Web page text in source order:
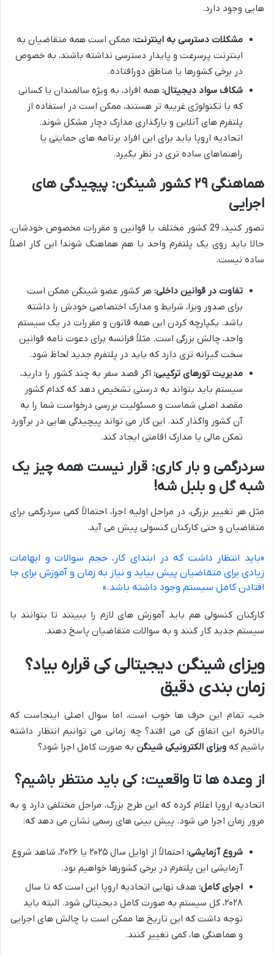
هایی وجود دارد.
مشکلات دسترسی به اینترنت: ممکن است همه متقاضیان به
اینترنت پرسرعت و پایدار دسترسی نداشته باشند، به خصوص
در برخی کشورها یا مناطق دورافتاده.
شکاف سواد دیجیتال: همه افراد، به ویژه سالمندان یا کسانی
که با تکنولوژی غریبه تر هستند، ممکن است در استفاده از
پلتفرم های آنلاین و بارگذاری مدارک دچار مشکل شوند.
اتحادیه اروپا باید برای این افراد برنامه های حمایتی یا
راهنماهای ساده تری در نظر بگیرد.
هماهنگی ۲۹ کشور شینگن: پیچیدگی های
اجرایی
تصور کنید، 29 کشور مختلف با قوانین و مقررات مخصوص خودشان،
حالا باید روی یک پلتفرم واحد با هم هماهنگ شوند! این کار اصلاً
ساده نیست.
تفاوت در قوانین داخلی: هر کشور عضو شینگن ممکن است
برای صدور ویزا، شرایط و مدارک اختصاصی خودش را داشته
باشد. یکپارچه کردن این همه قانون و مقررات در یک سیستم
واحد، چالش بزرگی است. مثلاً فرانسه برای دعوت نامه قوانین
سخت گیرانه تری دارد که باید در پلتفرم جدید لحاظ شود.
مدیریت تورهای ترکیبی: اگر قصد سفر به چند کشور را دارید،
سیستم باید بتواند به درستی تشخیص دهد که کدام کشور
مقصد اصلی شماست و مسئولیت بررسی درخواست شما را به
آن کشور واگذار کند. این کار می تواند پیچیدگی هایی در برآورد
تمکن مالی یا مدارک اقامتی ایجاد کند.
سردرگمی و بار کاری: قرار نیست همه چیز یک
شبه گل و بلبل شه!
مثل هر تغییر بزرگی، در مراحل اولیه اجرا، احتمالاً کمی سردرگمی برای
متقاضیان و حتی کارکنان کنسولی پیش می آید.
«باید انتظار داشت که در ابتدای کار، حجم سوالات و ابهامات
زیادی برای متقاضیان پیش بیاید و نیاز به زمان و آموزش برای جا
افتادن کامل سیستم وجود داشته باشد.»
کارکنان کنسولی هم باید آموزش های لازم را ببینند تا بتوانند با
سیستم جدید کار کنند و به سوالات متقاضیان پاسخ دهند.
ویزای شینگن دیجیتالی کی قراره بیاد؟
زمان بندی دقیق
خب، تمام این حرف ها خوب است، اما سوال اصلی اینجاست که
بالاخره این اتفاق کی می افتد؟ چه زمانی می توانیم انتظار داشته
باشیم که ویزای الکترونیکی شینگن به صورت کامل اجرا شود؟
از وعده ها تا واقعیت: کی باید منتظر باشیم؟
اتحادیه اروپا اعلام کرده که این طرح بزرگ، مراحل مختلفی دارد و به
مرور زمان اجرا می شود. پیش بینی های رسمی نشان می دهد که:
شروع آزمایشی:
احتمالاً از اوایل سال ۲۰۲۵ یا ۲۰۲۶، شاهد شروع
آزمایشی این پلتفرم در برخی کشورها خواهیم بود.
اجرای کامل: هدف نهایی اتحادیه اروپا این است که تا سال
۲۰۲۸، کل سیستم به صورت کامل دیجیتالی شود. البته باید
توجه داشت که این تاریخ ها ممکن است با چالش های اجرایی
و هماهنگی ها، کمی تغییر کنند.